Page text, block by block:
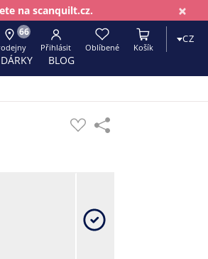
×
na scanquilt.cz.
BLOG
66
Přihlásit Oblíbené Košík
CZ